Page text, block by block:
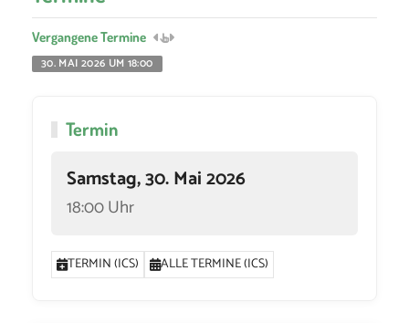
Vergangene Termine
30. MAI 2026 UM 18:00
Termin
Samstag, 30. Mai 2026
18:00 Uhr
TERMIN (ICS) ALLE TERMINE (ICS)